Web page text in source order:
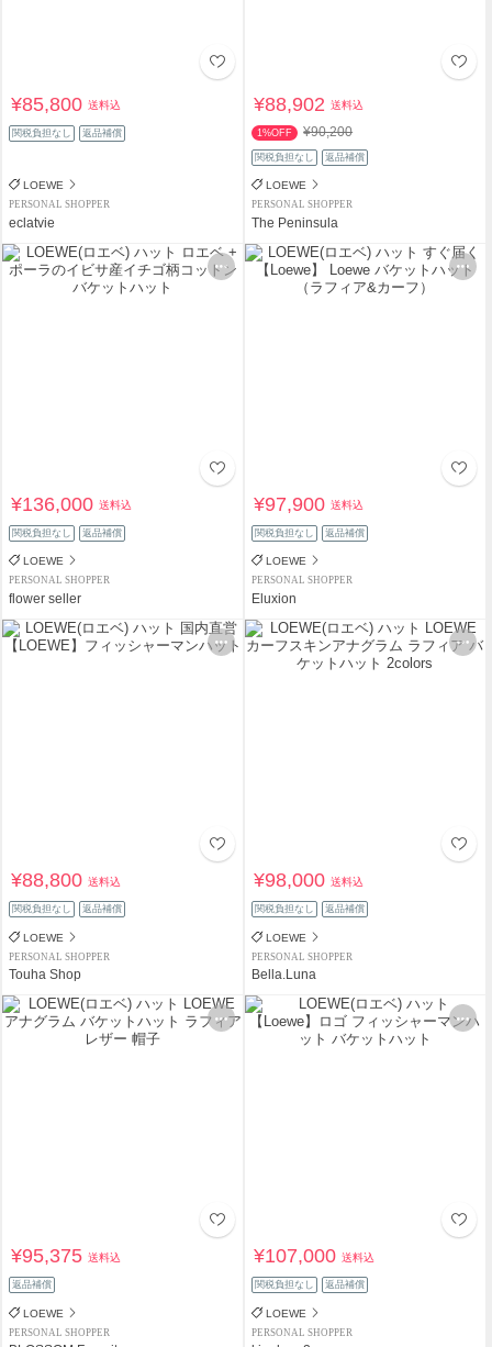
¥85,800送料込
関税負担なし 返品補償
LOEWE
PERSONAL SHOPPER
eclatvie
¥88,902送料込
1%OFF ¥90,200
関税負担なし 返品補償
LOEWE
PERSONAL SHOPPER
The Peninsula
¥136,000送料込
関税負担なし 返品補償
LOEWE
PERSONAL SHOPPER
flower seller
¥97,900送料込
関税負担なし 返品補償
LOEWE
PERSONAL SHOPPER
Eluxion
¥88,800送料込
関税負担なし 返品補償
LOEWE
PERSONAL SHOPPER
Touha Shop
¥98,000送料込
関税負担なし 返品補償
LOEWE
PERSONAL SHOPPER
Bella.Luna
¥95,375送料込
返品補償
LOEWE
PERSONAL SHOPPER
¥107,000送料込
関税負担なし 返品補償
LOEWE
PERSONAL SHOPPER